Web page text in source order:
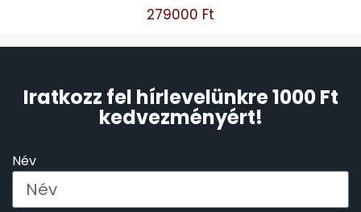
279000 Ft
Iratkozz fel hírlevelünkre 1000 Ft
kedvezményért!
Név